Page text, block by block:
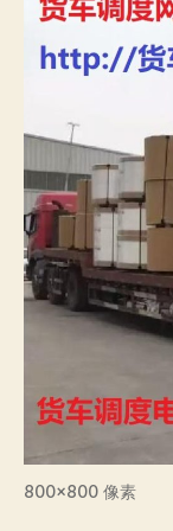
800×800 像素